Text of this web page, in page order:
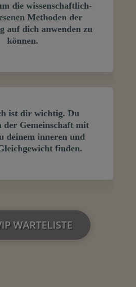
die wissenschaftlich-
Methoden der
auf dich anwenden zu
können.
ist dir wichtig. Du
der Gemeinschaft mit
deinem inneren und
finden.
WARTELISTE